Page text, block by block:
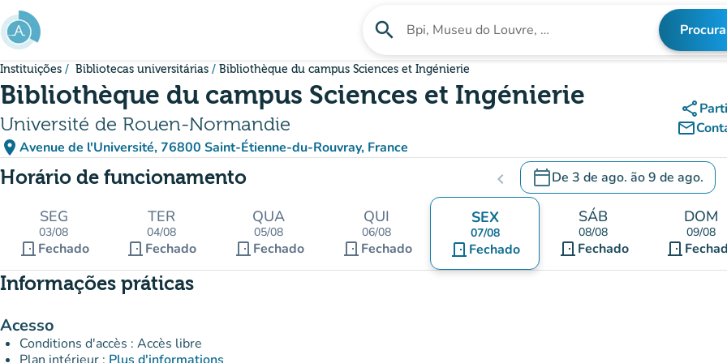
Ir para o conteúdo principal
search Procura uma instituição
Instituições Bibliotecas universitárias Bibliothèque du campus Sciences et Ingénierie
Bibliothèque du campus Sciences et Ingénierie
Université de Rouen-Normandie
place Avenue de l'Université, 76800 Saint-Étienne-du-Rouvray, France
(abrir no Google Maps)
(novo separador)
share
mail_outline
Horário de funcionamento chevron_left calendar_todayDe 3 de ago. ão9 de ago.
.Abra o calendário para alterar as
SEG
03/08
door_front Fechado
TER
04/08
door_front Fechado
QUA
05/08
door_front Fechado
QUI
06/08
door_front Fechado
SEX
07/08
door_front Fechado
SÁB
08/08
door_front Fechado
DOM
09/08
door_front
Informações práticas
Acesso
Conditions d'accès : Accès libre